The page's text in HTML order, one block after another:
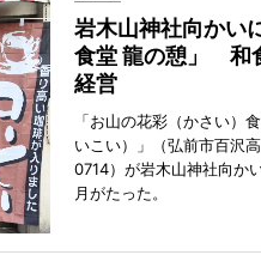
岩木山神社向かい
食堂 龍の憩」 和
経営
「お山の花彩（かさい）
いこい）」（弘前市百沢
0714）が岩木山神社向か
月がたった。